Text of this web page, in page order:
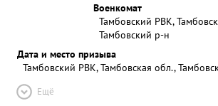
Военкомат
Тамбовский РВК,
Тамбовский р-н
Дата и место призыва
Тамбовский РВК, Тамбовская обл.,
Ещё